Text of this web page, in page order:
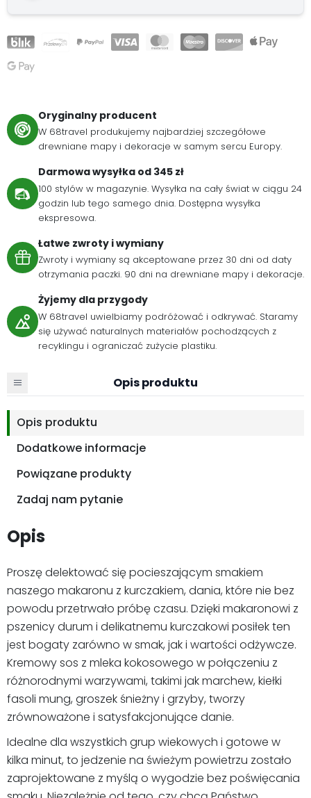
Oryginalny producent
W 68travel produkujemy najbardziej szczegółowe
drewniane mapy i dekoracje w samym sercu Europy.
Darmowa wysyłka od 345 zł
100 stylów w magazynie. Wysyłka na cały świat w ciągu 24
godzin lub tego samego dnia. Dostępna wysyłka
ekspresowa.
Łatwe zwroty i wymiany
Zwroty i wymiany są akceptowane przez 30 dni od daty
otrzymania paczki. 90 dni na drewniane mapy i dekoracje.
Żyjemy dla przygody
W 68travel uwielbiamy podróżować i odkrywać. Staramy
się używać naturalnych materiałów pochodzących z
recyklingu i ograniczać zużycie plastiku.
Opis produktu
Opis produktu
Dodatkowe informacje
Powiązane produkty
Zadaj nam pytanie
Opis
Proszę delektować się pocieszającym smakiem
naszego makaronu z kurczakiem, dania, które nie bez
powodu przetrwało próbę czasu. Dzięki makaronowi z
pszenicy durum i delikatnemu kurczakowi posiłek ten
jest bogaty zarówno w smak, jak i wartości odżywcze.
Kremowy sos z mleka kokosowego w połączeniu z
różnorodnymi warzywami, takimi jak marchew, kiełki
fasoli mung, groszek śnieżny i grzyby, tworzy
zrównoważone i satysfakcjonujące danie.
Idealne dla wszystkich grup wiekowych i gotowe w
kilka minut, to jedzenie na świeżym powietrzu zostało
zaprojektowane z myślą o wygodzie bez poświęcania